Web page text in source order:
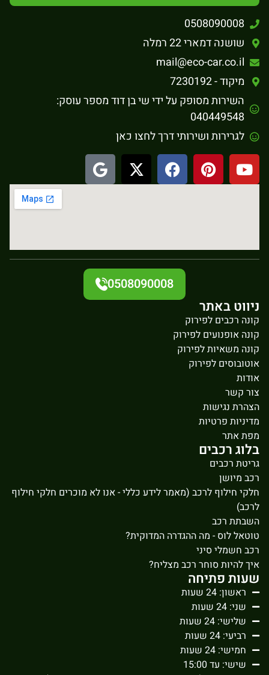
0508090008
שושנה דמארי 22 רמלה
mail@eco-car.co.il
מיקוד - 7230192
השירות מסופק על ידי שי בן דוד מספר עוסק:
040449548
לגרירות ושירותי דרך לחצו כאן
0508090008
ניווט באתר
קונה רכבים לפירוק
קונה אופנועים לפירוק
קונה משאיות לפירוק
אוטובוסים לפירוק
אודות
צור קשר
הצהרת נגישות
מדיניות פרטיות
מפת אתר
בלוג רכבים
גריטת רכבים
רכב מיושן
חלקי חילוף לרכב (מאמר לידע כללי - אנו לא מוכרים חלקי חילוף
לרכב)
השבתת רכב
טוטאל לוס - מה ההגדרה המדוקית?
רכב חשמלי סיני
איך להיות סוחר רכב מצליח?
שעות פתיחה
ראשון: 24 שעות
שני: 24 שעות
שלישי: 24 שעות
רביעי: 24 שעות
חמישי: 24 שעות
שישי: עד 15:00